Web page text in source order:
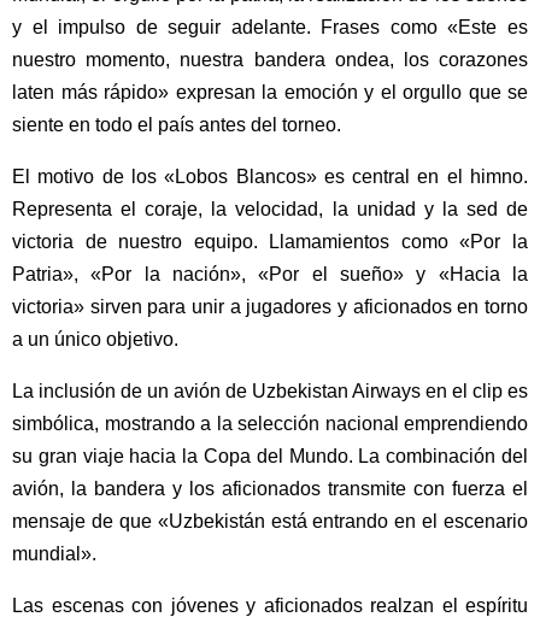
y el impulso de seguir adelante. Frases como «Este es
nuestro momento, nuestra bandera ondea, los corazones
laten más rápido» expresan la emoción y el orgullo que se
siente en todo el país antes del torneo.
El motivo de los «Lobos Blancos» es central en el himno.
Representa el coraje, la velocidad, la unidad y la sed de
victoria de nuestro equipo. Llamamientos como «Por la
Patria», «Por la nación», «Por el sueño» y «Hacia la
victoria» sirven para unir a jugadores y aficionados en torno
a un único objetivo.
La inclusión de un avión de Uzbekistan Airways en el clip es
simbólica, mostrando a la selección nacional emprendiendo
su gran viaje hacia la Copa del Mundo. La combinación del
avión, la bandera y los aficionados transmite con fuerza el
mensaje de que «Uzbekistán está entrando en el escenario
mundial».
Las escenas con jóvenes y aficionados realzan el espíritu